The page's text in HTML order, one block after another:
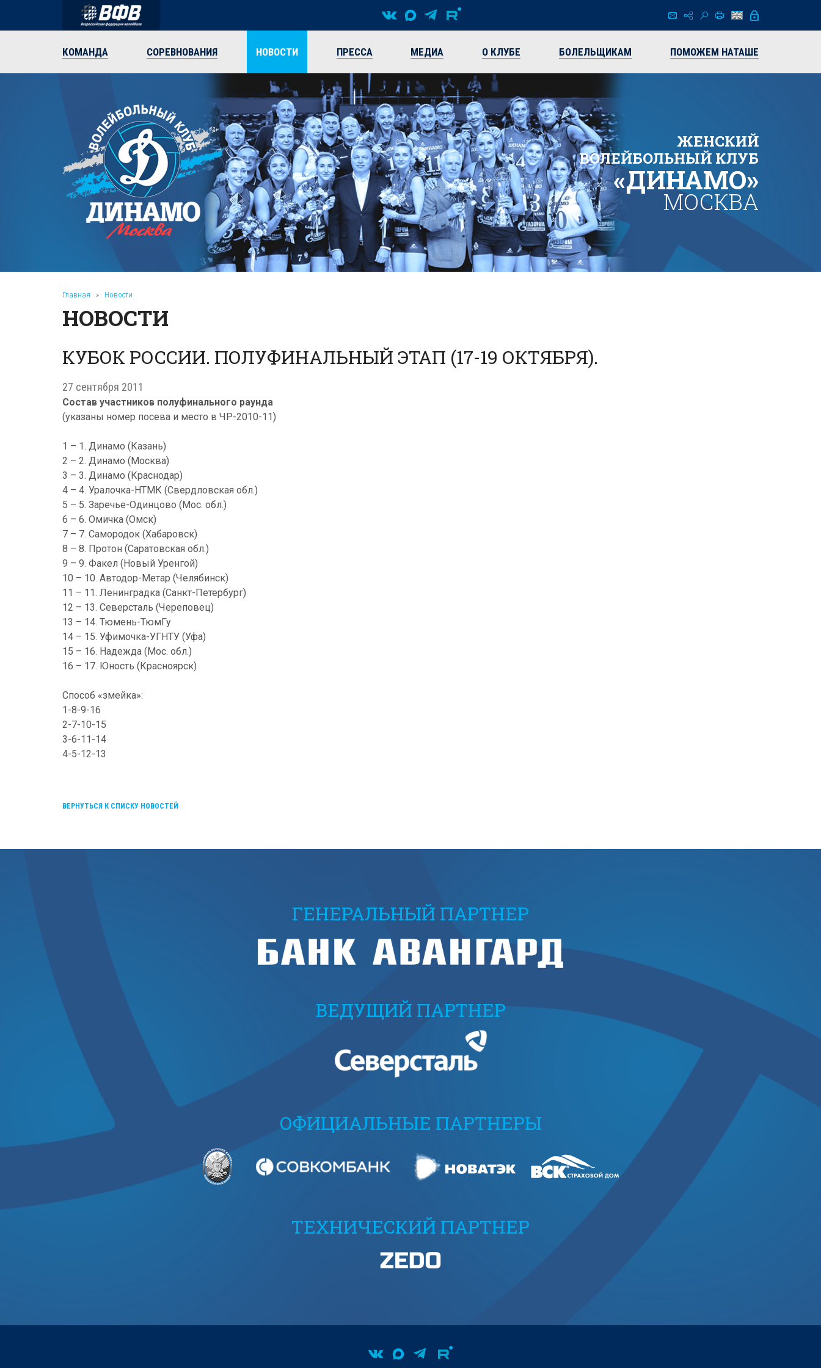
КОМАНДА СОРЕВНОВАНИЯ НОВОСТИ ПРЕССА МЕДИА О КЛУБЕ БОЛЕЛЬЩИКАМ ПОМОЖЕМ НАТАШЕ
ЖЕНСКИЙ
ВОЛЕЙБОЛЬНЫЙ КЛУБ
«ДИНАМО»
МОСКВА
Главная » Новости
НОВОСТИ
КУБОК РОССИИ. ПОЛУФИНАЛЬНЫЙ ЭТАП (17-19 ОКТЯБРЯ).
27 сентября 2011
Состав участников полуфинального раунда
(указаны номер посева и место в ЧР-2010-11)
1 – 1. Динамо (Казань)
2 – 2. Динамо (Москва)
3 – 3. Динамо (Краснодар)
4 – 4. Уралочка-НТМК (Свердловская обл.)
5 – 5. Заречье-Одинцово (Мос. обл.)
6 – 6. Омичка (Омск)
7 – 7. Самородок (Хабаровск)
8 – 8. Протон (Саратовская обл.)
9 – 9. Факел (Новый Уренгой)
10 – 10. Автодор-Метар (Челябинск)
11 – 11. Ленинградка (Санкт-Петербург)
12 – 13. Северсталь (Череповец)
13 – 14. Тюмень-ТюмГу
14 – 15. Уфимочка-УГНТУ (Уфа)
15 – 16. Надежда (Мос. обл.)
16 – 17. Юность (Красноярск)
Способ «змейка»:
1-8-9-16
2-7-10-15
3-6-11-14
4-5-12-13
ВЕРНУТЬСЯ К СПИСКУ НОВОСТЕЙ
ГЕНЕРАЛЬНЫЙ ПАРТНЕР
ВЕДУЩИЙ ПАРТНЕР
ОФИЦИАЛЬНЫЕ ПАРТНЕРЫ
ТЕХНИЧЕСКИЙ ПАРТНЕР